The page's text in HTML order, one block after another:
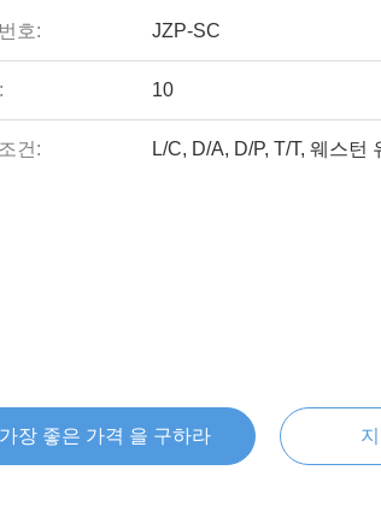
호: JZP-SC
10
건: L/C, D/A, D/P, T/T, 웨스턴
가장 좋은 가격 을 구하라